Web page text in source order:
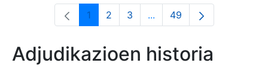
Orrialdea
1 Orrialdea
2 Orrialdea
3 ...Intermediate Pages Use
Orrialdea
49
Adjudikazioen historia